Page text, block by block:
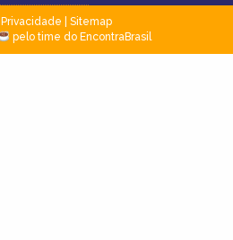
Privacidade
Sitemap
pelo time do EncontraBrasil